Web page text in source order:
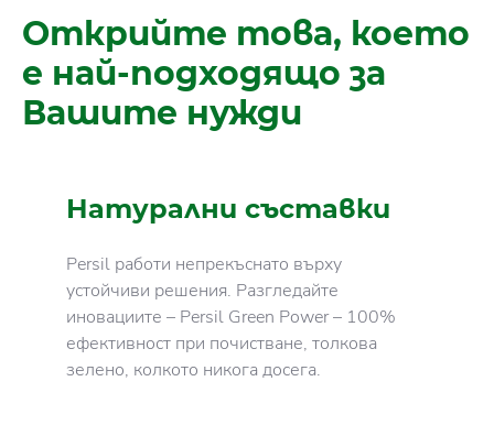
Открийте това, което
е най-подходящо за
Вашите нужди
Натурални съставки
Persil работи непрекъснато върху
устойчиви решения. Разгледайте
иновациите – Persil Green Power – 100%
ефективност при почистване, толкова
зелено, колкото никога досега.